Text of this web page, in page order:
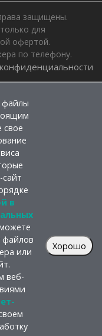
защищены.
для
офертой.
по телефону.
файлы
свое
в
файлов
или
веб-
Хорошо